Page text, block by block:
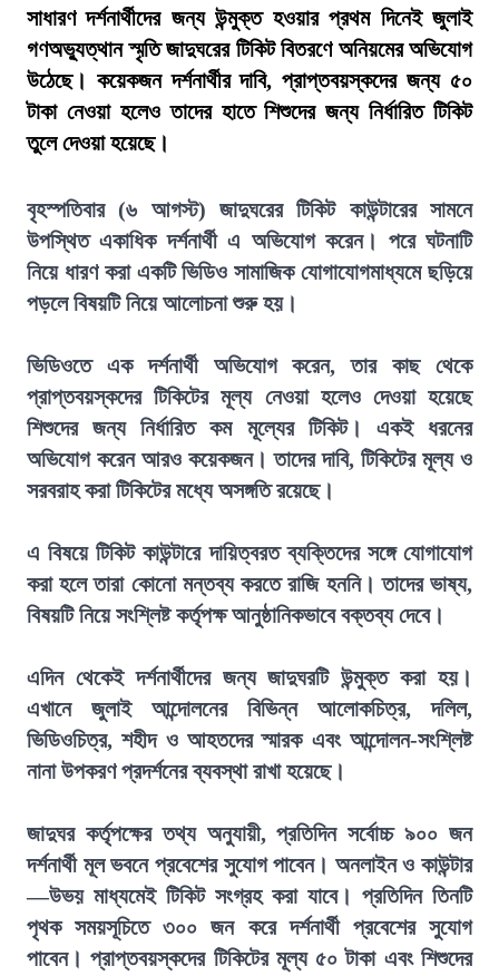
সাধারণ দর্শনার্থীদের জন্য উন্মুক্ত হওয়ার প্রথম দিনেই জুলাই
গণঅভ্যুত্থান স্মৃতি জাদুঘরের টিকিট বিতরণে অনিয়মের অভিযোগ
উঠেছে। কয়েকজন দর্শনার্থীর দাবি, প্রাপ্তবয়স্কদের জন্য ৫০
টাকা নেওয়া হলেও তাদের হাতে শিশুদের জন্য নির্ধারিত টিকিট
তুলে দেওয়া হয়েছে।
বৃহস্পতিবার (৬ আগস্ট) জাদুঘরের টিকিট কাউন্টারের সামনে
উপস্থিত একাধিক দর্শনার্থী এ অভিযোগ করেন। পরে ঘটনাটি
নিয়ে ধারণ করা একটি ভিডিও সামাজিক যোগাযোগমাধ্যমে ছড়িয়ে
পড়লে বিষয়টি নিয়ে আলোচনা শুরু হয়।
ভিডিওতে এক দর্শনার্থী অভিযোগ করেন, তার কাছ থেকে
প্রাপ্তবয়স্কদের টিকিটের মূল্য নেওয়া হলেও দেওয়া হয়েছে
শিশুদের জন্য নির্ধারিত কম মূল্যের টিকিট। একই ধরনের
অভিযোগ করেন আরও কয়েকজন। তাদের দাবি, টিকিটের মূল্য ও
সরবরাহ করা টিকিটের মধ্যে অসঙ্গতি রয়েছে।
এ বিষয়ে টিকিট কাউন্টারে দায়িত্বরত ব্যক্তিদের সঙ্গে যোগাযোগ
করা হলে তারা কোনো মন্তব্য করতে রাজি হননি। তাদের ভাষ্য,
বিষয়টি নিয়ে সংশ্লিষ্ট কর্তৃপক্ষ আনুষ্ঠানিকভাবে বক্তব্য দেবে।
এদিন থেকেই দর্শনার্থীদের জন্য জাদুঘরটি উন্মুক্ত করা হয়।
এখানে জুলাই আন্দোলনের বিভিন্ন আলোকচিত্র, দলিল,
ভিডিওচিত্র, শহীদ ও আহতদের স্মারক এবং আন্দোলন-সংশ্লিষ্ট
নানা উপকরণ প্রদর্শনের ব্যবস্থা রাখা হয়েছে।
জাদুঘর কর্তৃপক্ষের তথ্য অনুযায়ী, প্রতিদিন সর্বোচ্চ ৯০০ জন
দর্শনার্থী মূল ভবনে প্রবেশের সুযোগ পাবেন। অনলাইন ও কাউন্টার
—উভয় মাধ্যমেই টিকিট সংগ্রহ করা যাবে। প্রতিদিন তিনটি
পৃথক সময়সূচিতে ৩০০ জন করে দর্শনার্থী প্রবেশের সুযোগ
পাবেন। প্রাপ্তবয়স্কদের টিকিটের মূল্য ৫০ টাকা এবং শিশুদের